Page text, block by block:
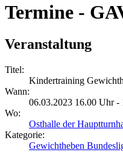
Termine -
Veranstaltung
Titel:
Kindertraining
Wann:
06.03.2023 16.00 Uhr -
Wo:
Osthalle der
Kategorie:
Gewichtheben